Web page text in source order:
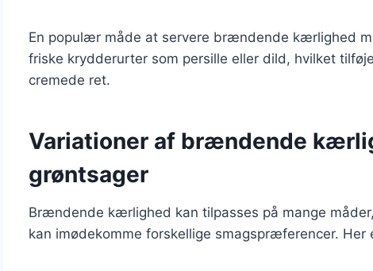
En populær måde at servere brændende kærlighed
friske krydderurter som persille eller dild, hvilket
cremede ret.
Variationer af brændende
grøntsager
Brændende kærlighed kan tilpasses på mange
kan imødekomme forskellige smagspræferencer.